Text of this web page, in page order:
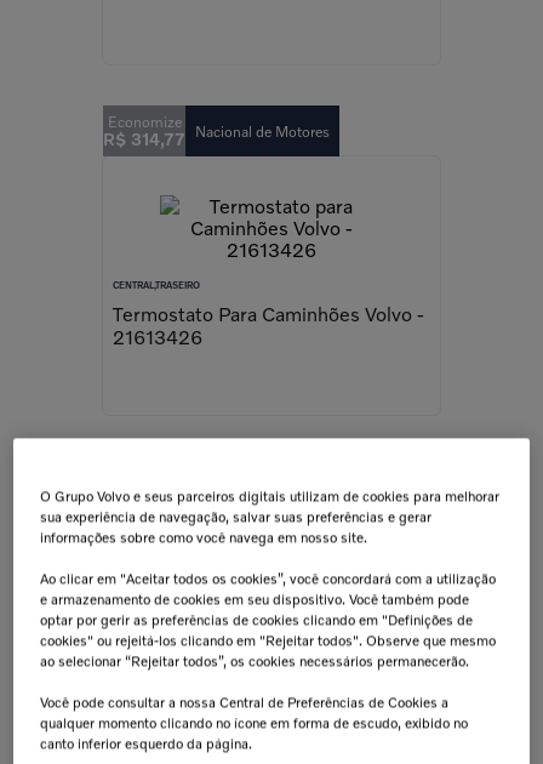
R$ 314,77 Nacional de Motores
CENTRAL,TRASEIRO
Termostato Para Caminhões Volvo -
21613426
R$ 406,88
CENTRAL,TRASEIRO
Coxim De Borracha Dianteiro Para
O Grupo Volvo e seus parceiros digitais utilizam de cookies para melhorar
sua experiência de navegação, salvar suas preferências e gerar
informações sobre como você navega em nosso site.
Ao clicar em "Aceitar todos os cookies”, você concordará com a utilização
e armazenamento de cookies em seu dispositivo. Você também pode
optar por gerir as preferências de cookies clicando em "Definições de
cookies" ou rejeitá-los clicando em "Rejeitar todos". Observe que mesmo
ao selecionar “Rejeitar todos”, os cookies necessários permanecerão.
Você pode consultar a nossa Central de Preferências de Cookies a
qualquer momento clicando no ícone em forma de escudo, exibido no
canto inferior esquerdo da página.